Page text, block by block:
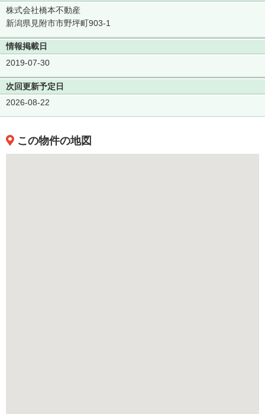
株式会社橋本不動産
新潟県見附市市野坪町903-1
情報掲載日
2019-07-30
次回更新予定日
2026-08-22
この物件の地図